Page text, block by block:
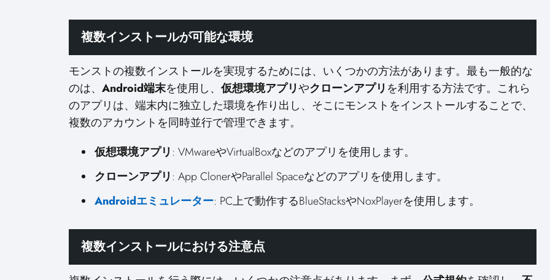
複数インストールが可能な環境
モンストの複数インストールを実現するためには、いくつかの方法があります。最も一般的な
のは、 Android端末を使用し、仮想環境アプリやクローンアプリ を利用する方法です。これら
のアプリは、端末内に独立した環境を作り出し、そこにモンストをインストールすることで、
複数のアカウントを同時並行で管理できます。
仮想環境アプリ : VMwareやVirtualBoxなどのアプリを使用します。
クローンアプリ : App ClonerやParallel Spaceなどのアプリを使用します。
Androidエミュレーター: PC上で動作するBlueStacksやNoxPlayerを使用します。
複数インストールにおける注意点